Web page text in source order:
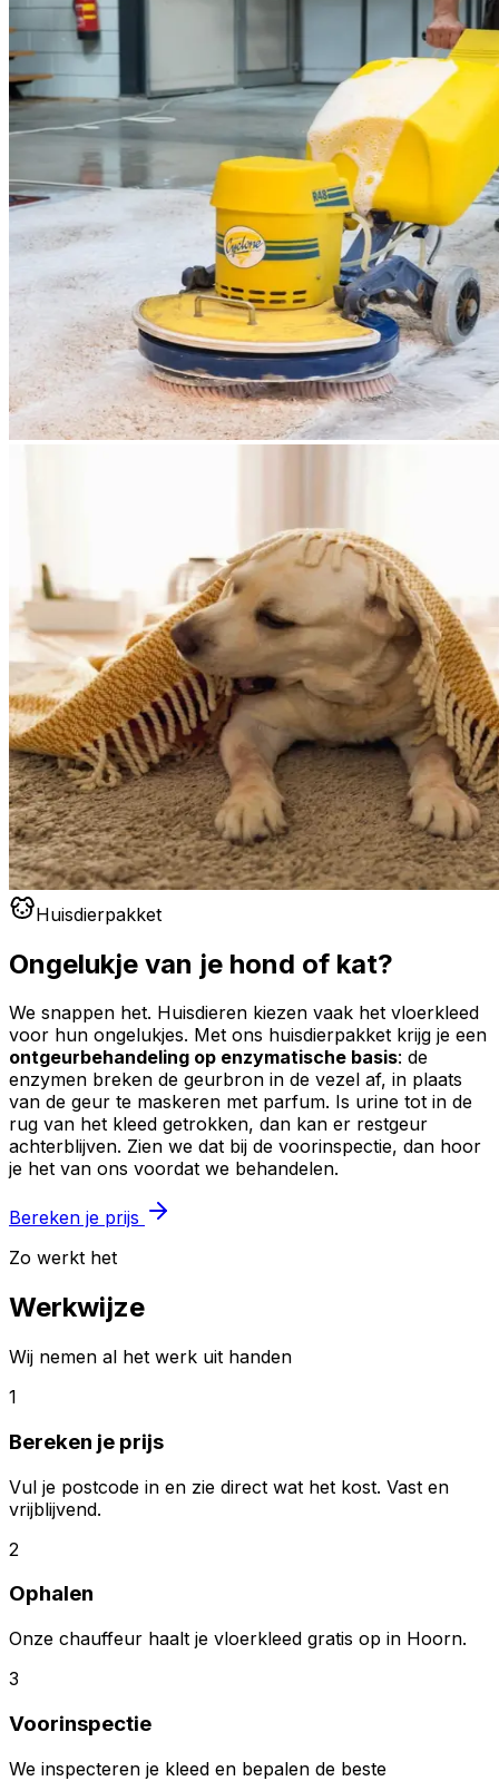
Huisdierpakket
Ongelukje van je hond of kat?
We snappen het. Huisdieren kiezen vaak het vloerkleed
voor hun ongelukjes. Met ons huisdierpakket krijg je een
ontgeurbehandeling op enzymatische basis: de
enzymen breken de geurbron in de vezel af, in plaats
van de geur te maskeren met parfum. Is urine tot in de
rug van het kleed getrokken, dan kan er restgeur
achterblijven. Zien we dat bij de voorinspectie, dan hoor
je het van ons voordat we behandelen.
Bereken je prijs
Zo werkt het
Werkwijze
Wij nemen al het werk uit handen
1
Bereken je prijs
Vul je postcode in en zie direct wat het kost. Vast en
vrijblijvend.
2
Ophalen
Onze chauffeur haalt je vloerkleed gratis op in Hoorn.
3
Voorinspectie
We inspecteren je kleed en bepalen de beste